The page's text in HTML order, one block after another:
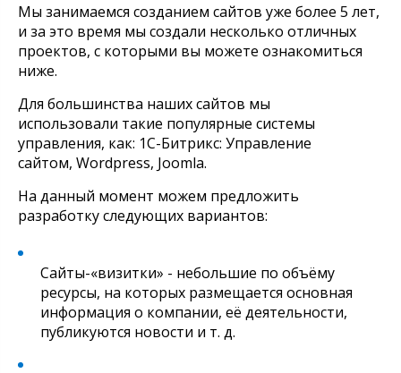
Мы занимаемся созданием сайтов уже более 5 лет,
и за это время мы создали несколько отличных
проектов, с которыми вы можете ознакомиться
ниже.
Для большинства наших сайтов мы
использовали такие популярные системы
управления, как: 1С-Битрикc: Управление
сайтом, Wordpress, Joomla.
На данный момент можем предложить
разработку следующих вариантов:
Сайты-«визитки» - небольшие по объёму
ресурсы, на которых размещается основная
информация о компании, её деятельности,
публикуются новости и т. д.